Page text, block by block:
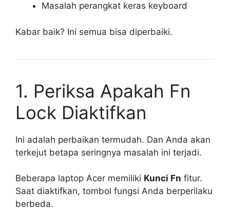
Masalah perangkat keras keyboard
Kabar baik? Ini semua bisa diperbaiki.
1. Periksa Apakah Fn
Lock Diaktifkan
Ini adalah perbaikan termudah. Dan Anda akan
terkejut betapa seringnya masalah ini terjadi.
Beberapa laptop Acer memiliki Kunci Fn fitur.
Saat diaktifkan, tombol fungsi Anda berperilaku
berbeda.